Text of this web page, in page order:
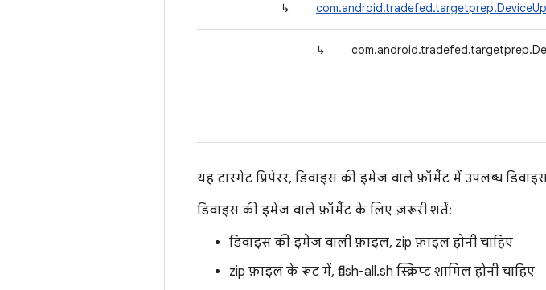
↳
↳
यह टारगेट प्रिपेरर, डिवाइस की इमेज वाले फ़ॉर्मैट में उपलब्ध
डिवाइस की इमेज वाले फ़ॉर्मैट के लिए ज़रूरी शर्तें:
डिवाइस की इमेज वाली फ़ाइल, zip फ़ाइल होनी चाहिए
zip फ़ाइल के रूट में, flash-all.sh स्क्रिप्ट शामिल होनी चाहिए